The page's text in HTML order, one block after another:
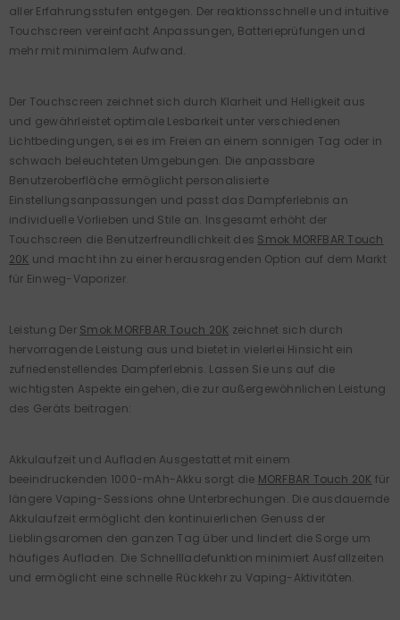
aller Erfahrungsstufen entgegen. Der reaktionsschnelle und intuitive
Touchscreen vereinfacht Anpassungen, Batterieprüfungen und
mehr mit minimalem Aufwand.
Der Touchscreen zeichnet sich durch Klarheit und Helligkeit aus
und gewährleistet optimale Lesbarkeit unter verschiedenen
Lichtbedingungen, sei es im Freien an einem sonnigen Tag oder in
schwach beleuchteten Umgebungen. Die anpassbare
Benutzeroberfläche ermöglicht personalisierte
Einstellungsanpassungen und passt das Dampferlebnis an
individuelle Vorlieben und Stile an. Insgesamt erhöht der
Touchscreen die Benutzerfreundlichkeit des Smok MORFBAR Touch
20K und macht ihn zu einer herausragenden Option auf dem Markt
für Einweg-Vaporizer.
Leistung Der Smok MORFBAR Touch 20K zeichnet sich durch
hervorragende Leistung aus und bietet in vielerlei Hinsicht ein
zufriedenstellendes Dampferlebnis. Lassen Sie uns auf die
wichtigsten Aspekte eingehen, die zur außergewöhnlichen Leistung
des Geräts beitragen:
Akkulaufzeit und Aufladen Ausgestattet mit einem
beeindruckenden 1000-mAh-Akku sorgt die MORFBAR Touch 20K für
längere Vaping-Sessions ohne Unterbrechungen. Die ausdauernde
Akkulaufzeit ermöglicht den kontinuierlichen Genuss der
Lieblingsaromen den ganzen Tag über und lindert die Sorge um
häufiges Aufladen. Die Schnellladefunktion minimiert Ausfallzeiten
und ermöglicht eine schnelle Rückkehr zu Vaping-Aktivitäten.